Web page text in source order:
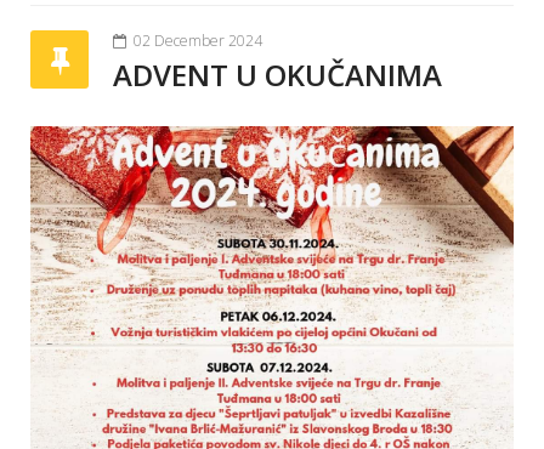
02 December 2024
ADVENT U OKUČANIMA